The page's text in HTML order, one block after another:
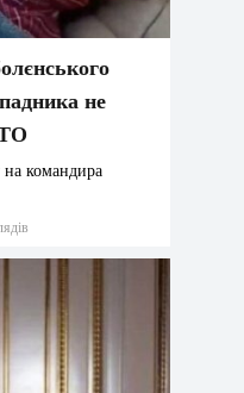
не
на командира